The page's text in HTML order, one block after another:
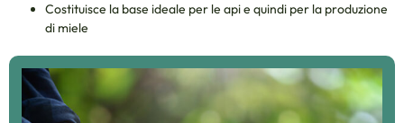
Costituisce la base ideale per le api e quindi per la produzione
di miele